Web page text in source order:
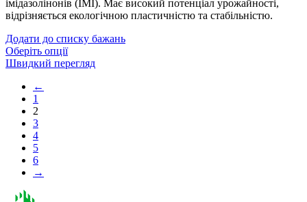
імідазолінонів (IMI). Має високий потенціал урожайності,
відрізняється екологічною пластичністю та стабільністю.
Додати до списку бажань
Оберіть опції
Швидкий перегляд
←
1
2
3
4
5
6
→